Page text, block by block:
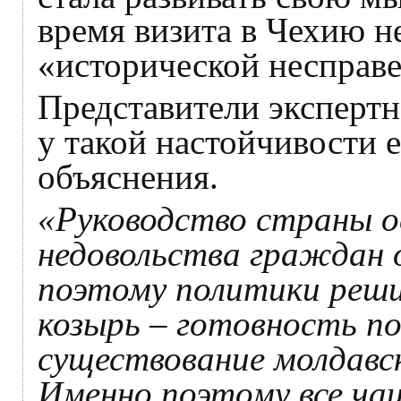
время визита в Чехию
«исторической
Представители
у такой настойчивости
объяснения.
«Руководство страны
недовольства
поэтому политики
козырь – готовность
существование